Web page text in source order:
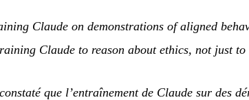
Claude on demonstrations of aligned
Claude to reason about ethics, not just to
que l’entraînement de Claude sur des